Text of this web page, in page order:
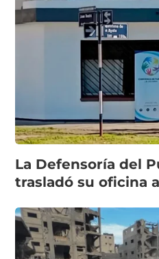
La Defensoría del
trasladó su oficina